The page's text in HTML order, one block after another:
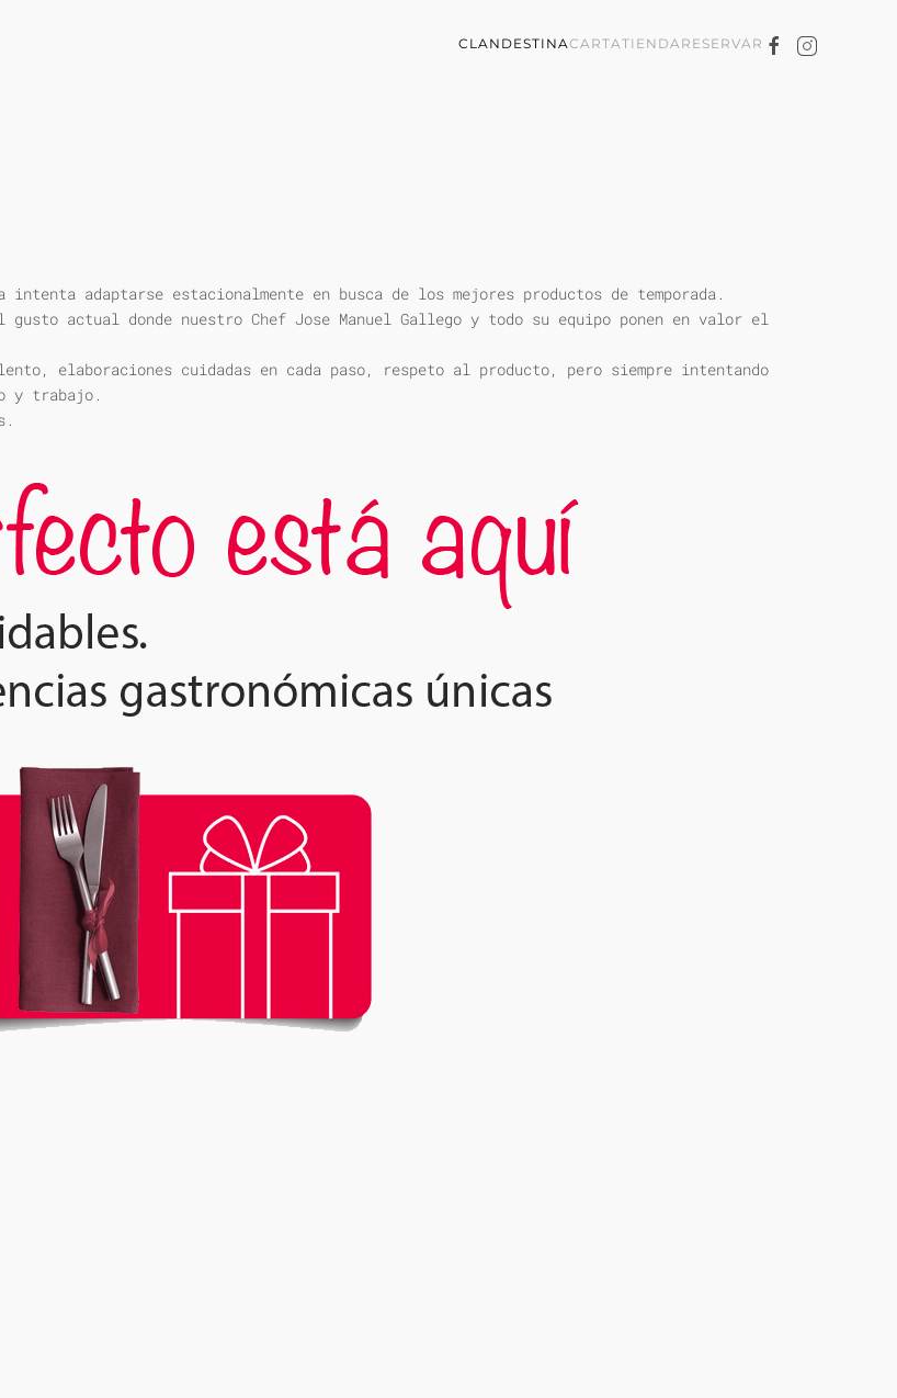
CLANDESTINACARTATIENDARESERVAR
intenta adaptarse estacionalmente en busca de los mejores productos de temporada.
gusto actual donde nuestro Chef Jose Manuel Gallego y todo su equipo ponen en valor el
elaboraciones cuidadas en cada paso, respeto al producto, pero siempre intentando
y trabajo.